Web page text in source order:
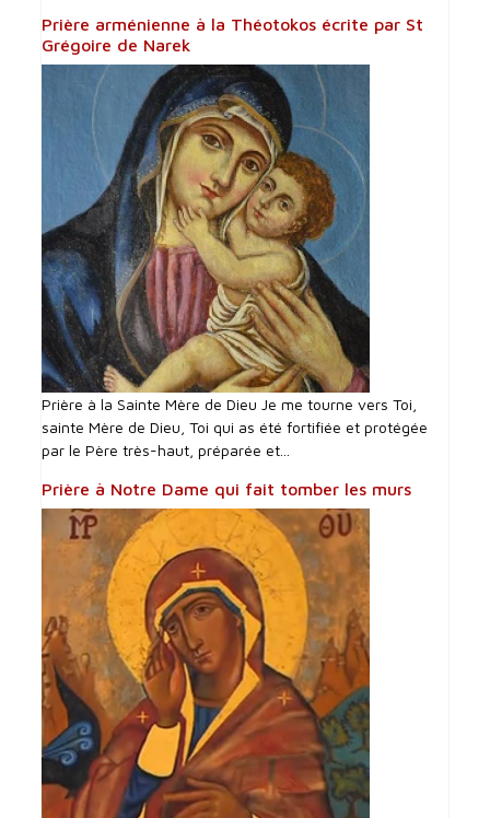
Prière arménienne à la Théotokos écrite par St
Grégoire de Narek
Prière à la Sainte Mère de Dieu Je me tourne vers Toi,
sainte Mère de Dieu, Toi qui as été fortifiée et protégée
par le Père très-haut, préparée et...
Prière à Notre Dame qui fait tomber les murs